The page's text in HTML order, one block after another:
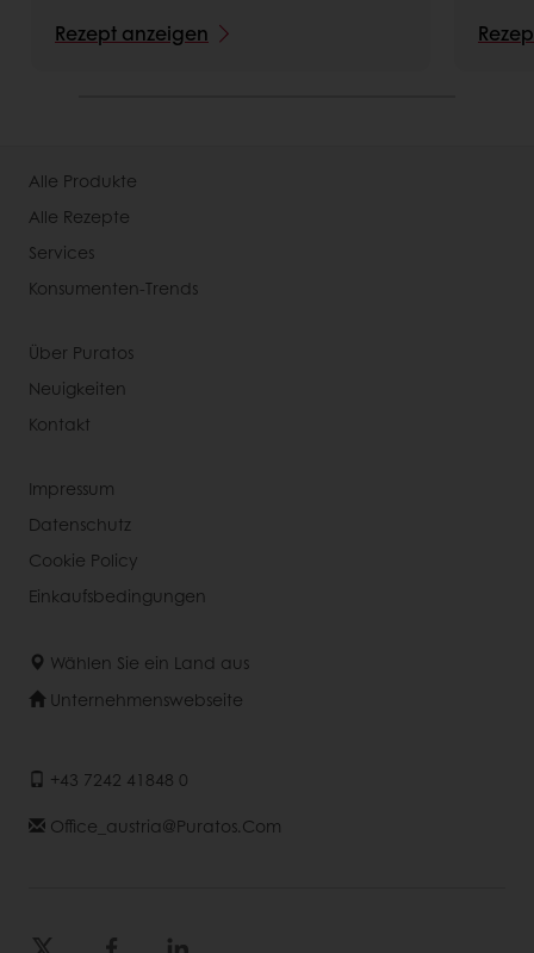
Rezept anzeigen
Alle Produkte
Alle Rezepte
Services
Konsumenten-Trends
Über Puratos
Neuigkeiten
Kontakt
Impressum
Datenschutz
Cookie Policy
Einkaufsbedingungen
Wählen Sie ein Land aus
Unternehmenswebseite
+43 7242 41848 0
Office_austria@puratos.com